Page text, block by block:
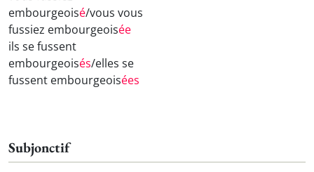
embourgeoisé/vous vous
fussiez embourgeoisée
ils se fussent
embourgeoisés/elles se
fussent embourgeoisées
Subjonctif